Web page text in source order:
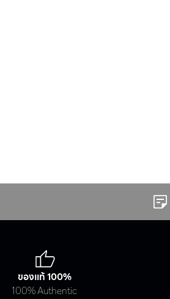
ของแท้ 100%
100% Authentic